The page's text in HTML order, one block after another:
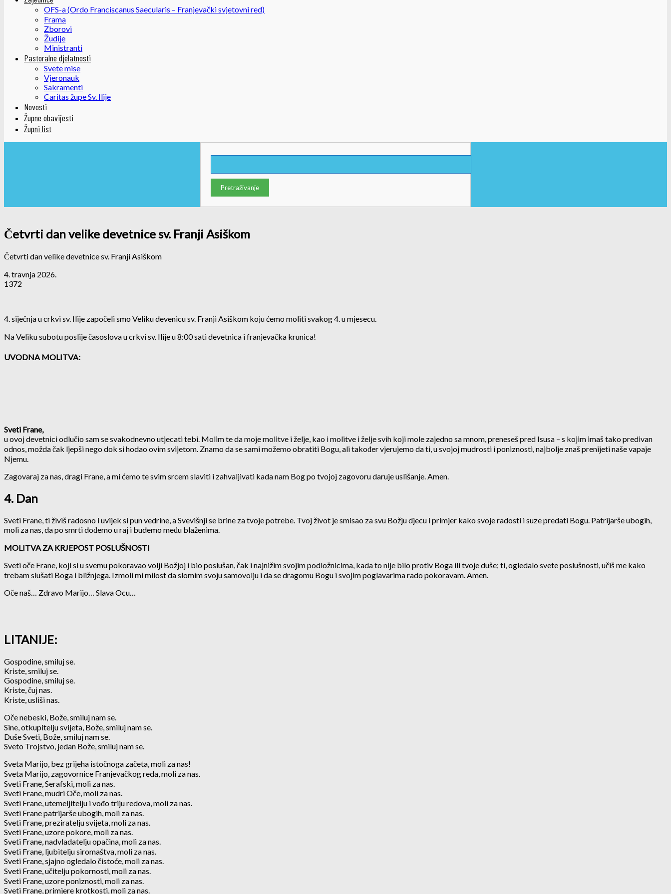
OFS-a (Ordo Franciscanus Saecularis – Franjevački svjetovni red)
Frama
Zborovi
Žudije
Ministranti
Pastoralne djelatnosti
Svete mise
Vjeronauk
Sakramenti
Caritas župe Sv. Ilije
Novosti
Župne obavijesti
Župni list
Četvrti dan velike devetnice sv. Franji Asiškom
Četvrti dan velike devetnice sv. Franji Asiškom
4. travnja 2026.
1372
4. siječnja u crkvi sv. Ilije započeli smo Veliku devenicu sv. Franji Asiškom koju ćemo moliti svakog 4. u mjesecu.
Na Veliku subotu poslije časoslova u crkvi sv. Ilije u 8:00 sati devetnica i franjevačka krunica!
UVODNA MOLITVA:
Sveti Frane,
u ovoj devetnici odlučio sam se svakodnevno utjecati tebi. Molim te da moje molitve i želje, kao i molitve i želje svih koji mole zajedno sa mnom, preneseš pred Isusa – s kojim imaš tako predivan
odnos, možda čak ljepši nego dok si hodao ovim svijetom. Znamo da se sami možemo obratiti Bogu, ali također vjerujemo da ti, u svojoj mudrosti i poniznosti, najbolje znaš prenijeti naše vapaje
Njemu.
Zagovaraj za nas, dragi Frane, a mi ćemo te svim srcem slaviti i zahvaljivati kada nam Bog po tvojoj zagovoru daruje uslišanje. Amen.
4. Dan
Sveti Frane, ti živiš radosno i uvijek si pun vedrine, a Svevišnji se brine za tvoje potrebe. Tvoj život je smisao za svu Božju djecu i primjer kako svoje radosti i suze predati Bogu. Patrijarše ubogih,
moli za nas, da po smrti dođemo u raj i budemo među blaženima.
MOLITVA ZA KRJEPOST POSLUŠNOSTI
Sveti oče Frane, koji si u svemu pokoravao volji Božjoj i bio poslušan, čak i najnižim svojim podložnicima, kada to nije bilo protiv Boga ili tvoje duše; ti, ogledalo svete poslušnosti, učiš me kako
trebam slušati Boga i bližnjega. Izmoli mi milost da slomim svoju samovolju i da se dragomu Bogu i svojim poglavarima rado pokoravam. Amen.
Oče naš… Zdravo Marijo… Slava Ocu…
LITANIJE:
Gospodine, smiluj se.
Kriste, smiluj se.
Gospodine, smiluj se.
Kriste, čuj nas.
Kriste, usliši nas.
Oče nebeski, Bože, smiluj nam se.
Sine, otkupitelju svijeta, Bože, smiluj nam se.
Duše Sveti, Bože, smiluj nam se.
Sveto Trojstvo, jedan Bože, smiluj nam se.
Sveta Marijo, bez grijeha istočnoga začeta, moli za nas!
Sveta Marijo, zagovornice Franjevačkog reda, moli za nas.
Sveti Frane, Serafski, moli za nas.
Sveti Frane, mudri Oče, moli za nas.
Sveti Frane, utemeljitelju i vođo triju redova, moli za nas.
Sveti Frane patrijarše ubogih, moli za nas.
Sveti Frane, preziratelju svijeta, moli za nas.
Sveti Frane, uzore pokore, moli za nas.
Sveti Frane, nadvladatelju opačina, moli za nas.
Sveti Frane, ljubitelju siromaštva, moli za nas.
Sveti Frane, sjajno ogledalo čistoće, moli za nas.
Sveti Frane, učitelju pokornosti, moli za nas.
Sveti Frane, uzore poniznosti, moli za nas.
Sveti Frane, primjere krotkosti, moli za nas.